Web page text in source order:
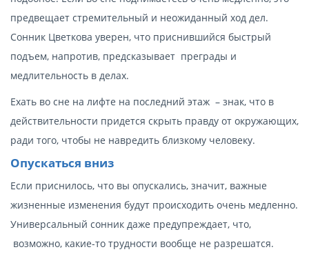
предвещает стремительный и неожиданный ход дел.
Сонник Цветкова уверен, что приснившийся быстрый
подъем, напротив, предсказывает преграды и
медлительность в делах.
Ехать во сне на лифте на последний этаж – знак, что в
действительности придется скрыть правду от окружающих,
ради того, чтобы не навредить близкому человеку.
Опускаться вниз
Если приснилось, что вы опускались, значит, важные
жизненные изменения будут происходить очень медленно.
Универсальный сонник даже предупреждает, что,
возможно, какие-то трудности вообще не разрешатся.